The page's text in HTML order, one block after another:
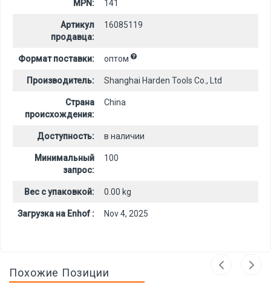
MPN: 141
Артикул
продавца:
16085119
Формат поставки: оптом
Производитель: Shanghai Harden Tools Co., Ltd
Страна
происхождения:
China
Доступность: в наличии
Минимальный
запрос:
100
Вес с упаковкой: 0.00 kg
Загрузка на Enhof : Nov 4, 2025
Похожие Позиции